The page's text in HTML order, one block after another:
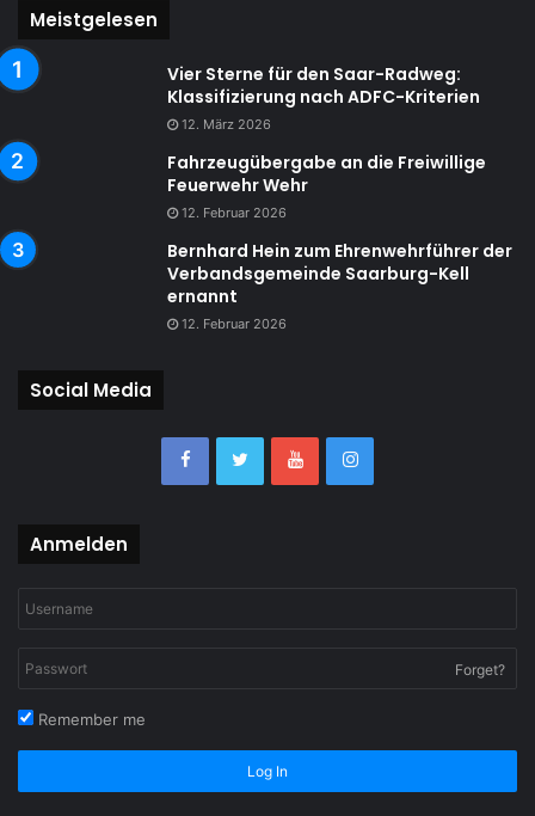
Meistgelesen
Vier Sterne für den Saar-Radweg:
Klassifizierung nach ADFC-Kriterien
12. März 2026
Fahrzeugübergabe an die Freiwillige
Feuerwehr Wehr
12. Februar 2026
Bernhard Hein zum Ehrenwehrführer der
Verbandsgemeinde Saarburg-Kell
ernannt
12. Februar 2026
Social Media
Anmelden
Forget?
Remember me
Log In